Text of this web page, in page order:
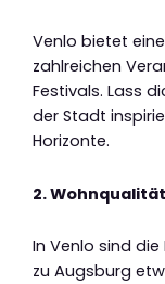
Venlo bietet
zahlreichen
Festivals. Lass
der Stadt
Horizonte.
2.
In Venlo sind
zu Augsburg